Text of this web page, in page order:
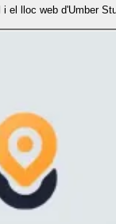
el lloc web d'Umber